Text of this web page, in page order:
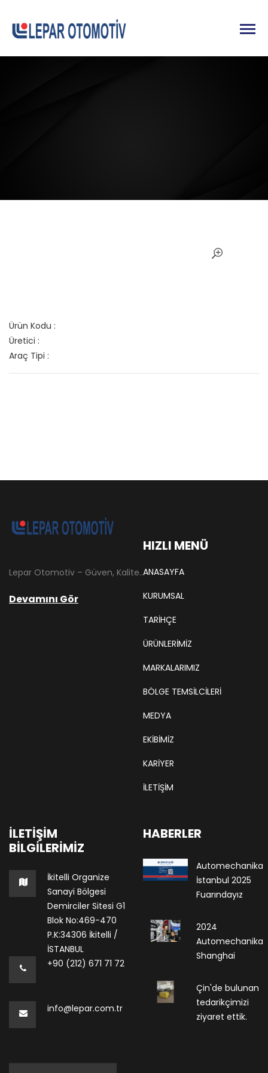
Ürün Kodu :
Üretici :
Araç Tipi :
Lepar Otomotiv – Güven, Kalite ve İstikrarın Adresi Lepar Otomotiv, Türkiye’nin otomotiv yedek parça sektöründe köklü bir geçmişe sahip, yenilikçi ve öncü firmalarından biridir. 1966 yılında Hüsnü Leblebici tarafından Tokat’ta mütevazı bir girişim olarak kurulan firmamız, ilk etapta Ford kamyonları, Ford Otosan minibüsleri ve Anadol marka araçların ünite ve yedek parçalarının satışını gerçekleştirerek sektöre adım atmıştır.
Devamını Gör
HIZLI MENÜ
ANASAYFA
KURUMSAL
TARIHÇE
ÜRÜNLERİMİZ
MARKALARIMIZ
BÖLGE TEMSILCILERI
MEDYA
EKIBIMIZ
KARIYER
İLETİŞİM
İLETIŞIM
BILGILERIMIZ
İkitelli Organize
Sanayi Bölgesi
Demirciler Sitesi G1
Blok No:469-470
P.K:34306 İkitelli /
İSTANBUL
+90 (212) 671 71 72
info@lepar.com.tr
HABERLER
Automechanika
İstanbul 2025
Fuarındayız
2024
Automechanika
Shanghai
Çin'de bulunan
tedarikçimizi
ziyaret ettik.